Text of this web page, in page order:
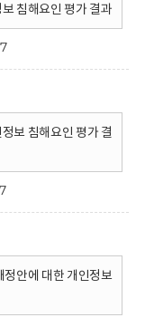
침해요인 평가 결과
보 침해요인 평가 결
정안에 대한 개인정보